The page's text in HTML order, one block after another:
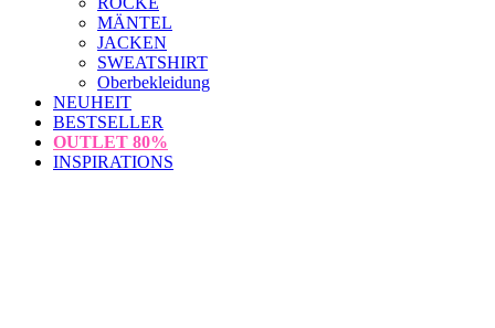
MÄNTEL
JACKEN
SWEATSHIRT
Oberbekleidung
NEUHEIT
BESTSELLER
OUTLET 80%
INSPIRATIONS